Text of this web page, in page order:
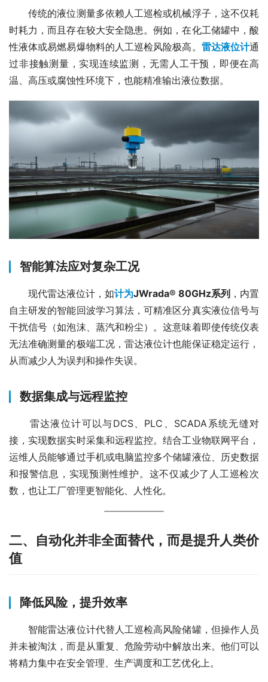
传统的液位测量多依赖人工巡检或机械浮子，这不仅耗
时耗力，而且存在较大安全隐患。例如，在化工储罐中，酸
性液体或易燃易爆物料的人工巡检风险极高。 雷达液位计通
过非接触测量，实现连续监测，无需人工干预，即便在高
温、高压或腐蚀性环境下，也能精准输出液位数据。
智能算法应对复杂工况
现代雷达液位计，如计为JWrada® 80GHz系列 ，内置
自主研发的智能回波学习算法，可精准区分真实液位信号与
干扰信号（如泡沫、蒸汽和粉尘）。这意味着即使传统仪表
无法准确测量的极端工况，雷达液位计也能保证稳定运行，
从而减少人为误判和操作失误。
数据集成与远程监控
雷达液位计可以与DCS、PLC、SCADA系统无缝对
接，实现数据实时采集和远程监控。结合工业物联网平台，
运维人员能够通过手机或电脑监控多个储罐液位、历史数据
和报警信息，实现预测性维护。这不仅减少了人工巡检次
数，也让工厂管理更智能化、人性化。
二、自动化并非全面替代，而是提升人类价
值
降低风险，提升效率
智能雷达液位计代替人工巡检高风险储罐，但操作人员
并未被淘汰，而是从重复、危险劳动中解放出来。他们可以
将精力集中在安全管理、生产调度和工艺优化上。